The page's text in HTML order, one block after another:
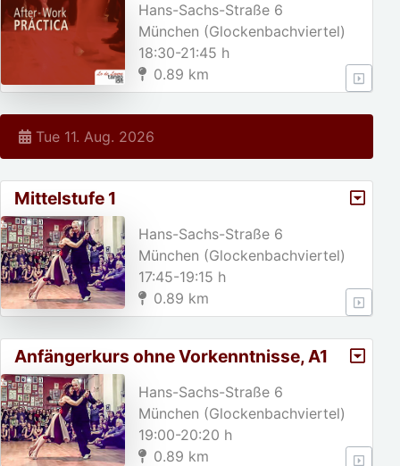
Hans-Sachs-Straße 6
München (Glockenbachviertel)
18:30-21:45 h
0.89 km
Tue 11. Aug. 2026
Mittelstufe 1
Hans-Sachs-Straße 6
München (Glockenbachviertel)
17:45-19:15 h
0.89 km
Anfängerkurs ohne Vorkenntnisse, A1
Hans-Sachs-Straße 6
München (Glockenbachviertel)
19:00-20:20 h
0.89 km